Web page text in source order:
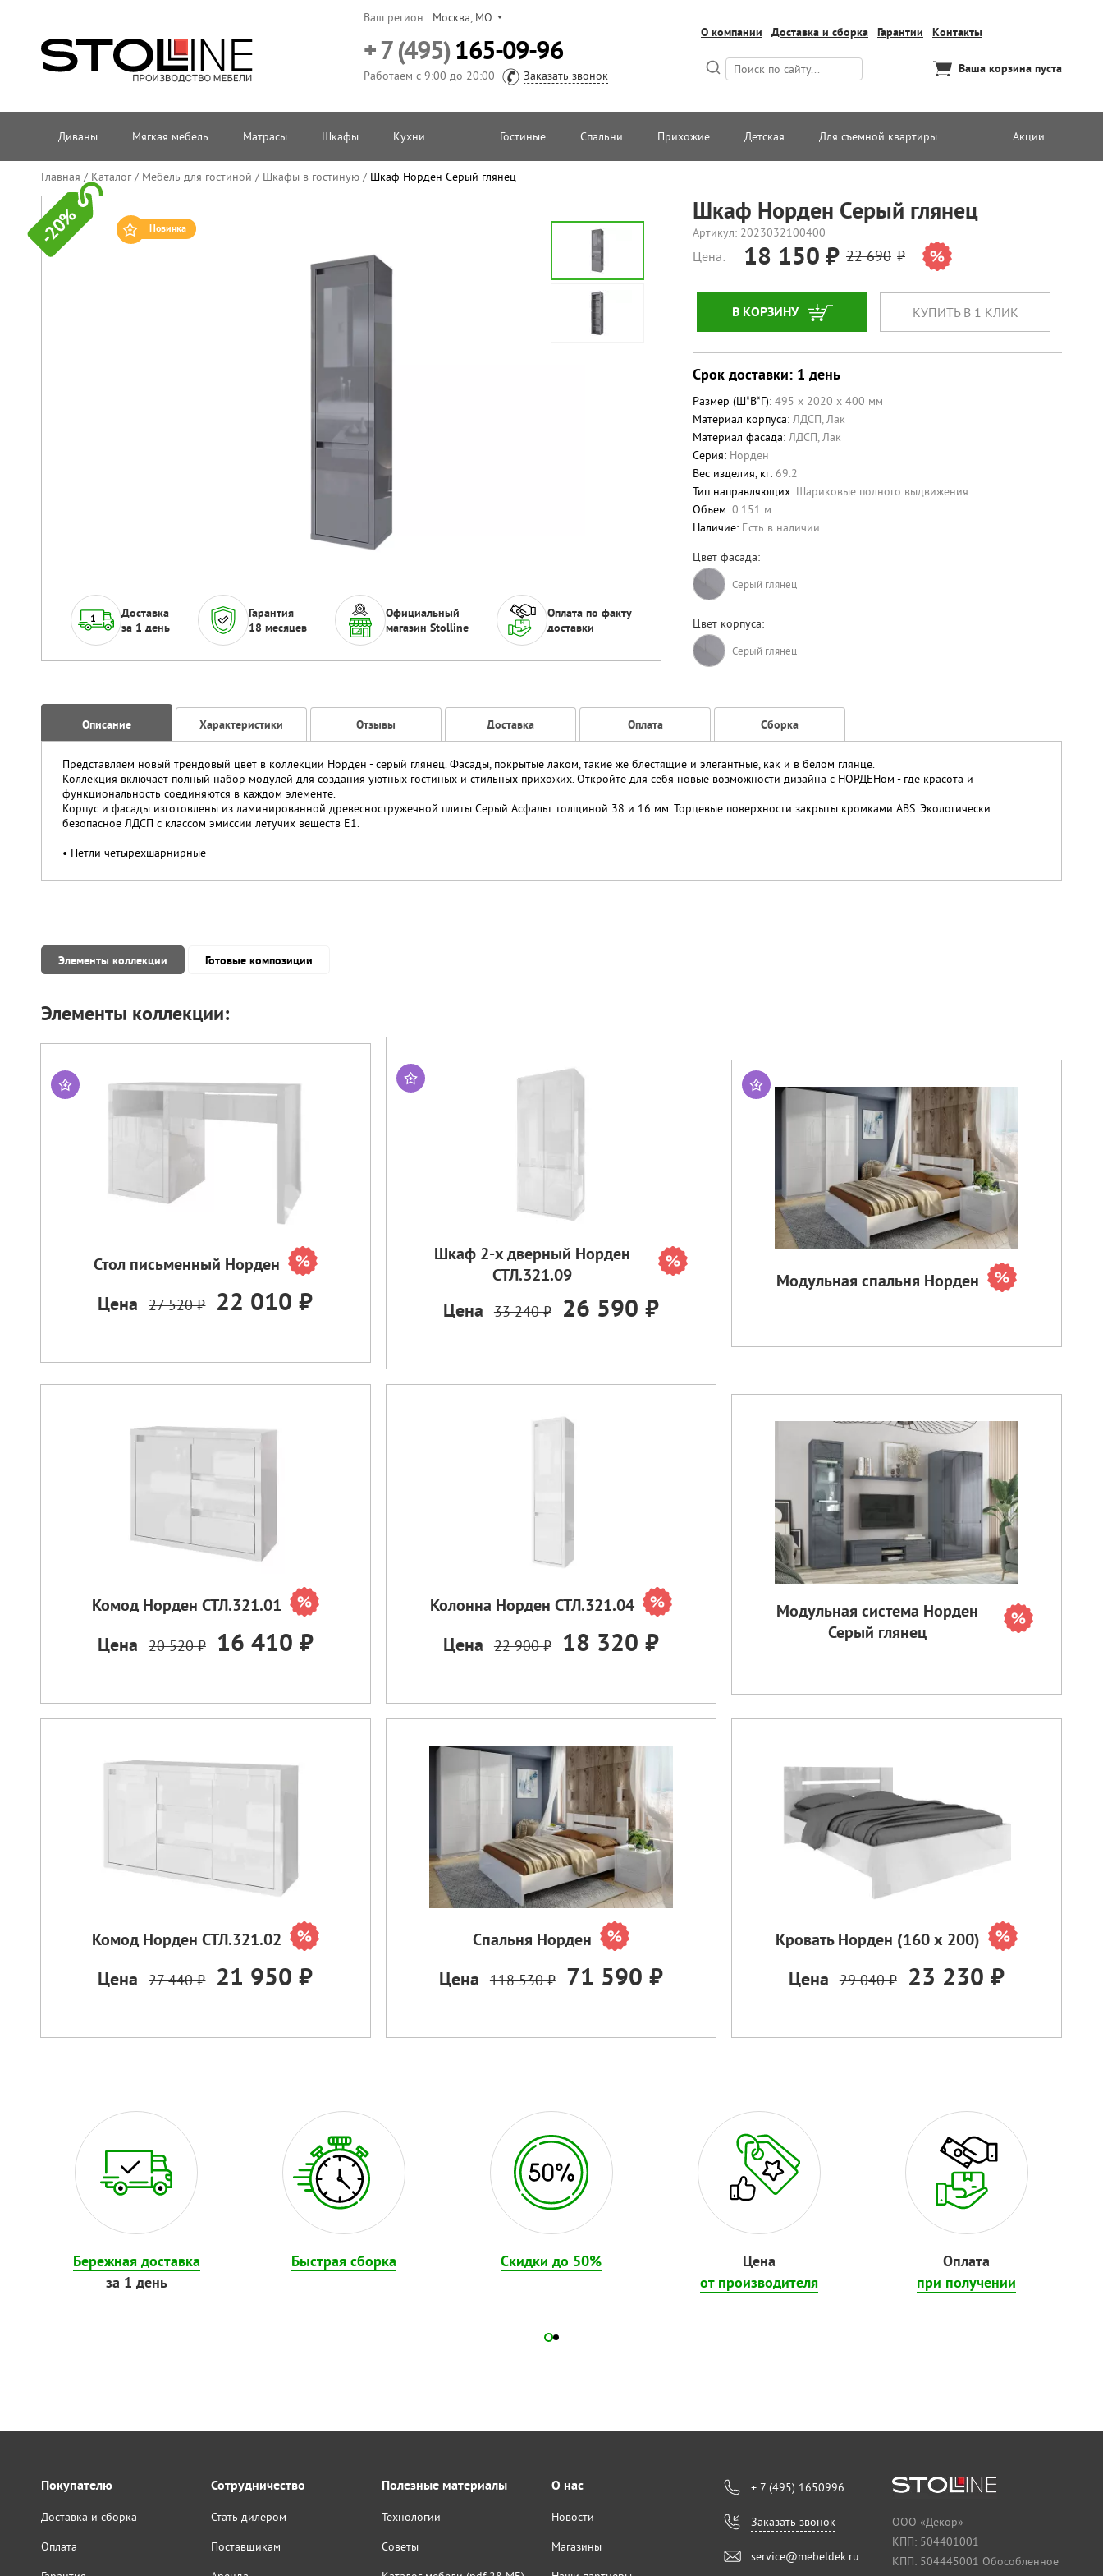
Ваш регион: Москва, МО
+ 7 (495)165-09-96
Работаем с 9:00 до 20:00 Заказать звонок
О компании Доставка и сборка Гарантии Контакты
Ваша корзина пуста
Диваны Мягкая мебель Матрасы Шкафы Кухни Гостиные Спальни Прихожие Детская Для съемной квартиры Акции
Главная / Каталог/ Мебель для гостиной / Шкафы в гостиную / Шкаф Норден Серый глянец
Шкаф Норден Серый глянец
Артикул: 2023032100400
-20% Новинка
Доставка
за 1 день
Гарантия
18 месяцев
Официальный
магазин Stolline
Оплата по факту
доставки
Цена: 18 150 22 690
В КОРЗИНУ КУПИТЬ В 1 КЛИК
Срок доставки: 1 день
Размер (Ш*В*Г): 495 x 2020 x 400 мм
Материал корпуса: ЛДСП,Лак
Материал фасада: ЛДСП,Лак
Серия: Норден
Вес изделия, кг: 69.2
Тип направляющих: Шариковые полного выдвижения
Объем: 0.151 м
Наличие: Есть в наличии
Цвет фасада:
Cерый глянец
Цвет корпуса:
Cерый глянец
Описание Характеристики Отзывы Доставка Оплата Сборка
Представляем новый трендовый цвет в коллекции Норден - серый глянец. Фасады, покрытые лаком, такие же блестящие и элегантные, как и в белом глянце.
Коллекция включает полный набор модулей для создания уютных гостиных и стильных прихожих. Откройте для себя новые возможности дизайна с НОРДЕНом - где красота и
функциональность соединяются в каждом элементе.
Корпус и фасады изготовлены из ламинированной древесностружечной плиты Серый Асфальт толщиной 38 и 16 мм. Торцевые поверхности закрыты кромками ABS. Экологически
безопасное ЛДСП с классом эмиссии летучих веществ Е1.
• Петли четырехшарнирные
Элементы коллекции Готовые композиции
Элементы коллекции:
Стол письменный Норден
Цена 27 520 ₽ 22 010 ₽
Шкаф 2-х дверный Норден
СТЛ.321.09
Цена 33 240 ₽ 26 590 ₽
Модульная спальня Норден
Комод Норден СТЛ.321.01
Цена 20 520 ₽ 16 410 ₽
Колонна Норден СТЛ.321.04
Цена 22 900 ₽ 18 320 ₽
Модульная система Норден
Серый глянец
Комод Норден СТЛ.321.02
Цена 27 440 ₽ 21 950 ₽
Спальня Норден
Цена 118 530 ₽ 71 590 ₽
Кровать Норден (160 х 200)
Цена 29 040 ₽ 23 230 ₽
Бережная доставка
за 1 день
Быстрая сборка Скидки до 50%
Цена
от производителя
Оплата
при получении
Покупателю
Доставка и сборка
Оплата
Сотрудничество
Стать дилером
Поставщикам
Полезные материалы
Технологии
Советы
О нас
Новости
Магазины
+ 7 (495) 1650996
Заказать звонок
service@mebeldek.ru
ООО «Декор»
КПП: 504401001
КПП: 504445001 Обособленное